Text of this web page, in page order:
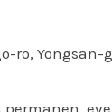
ro, Yongsan-
permanen,